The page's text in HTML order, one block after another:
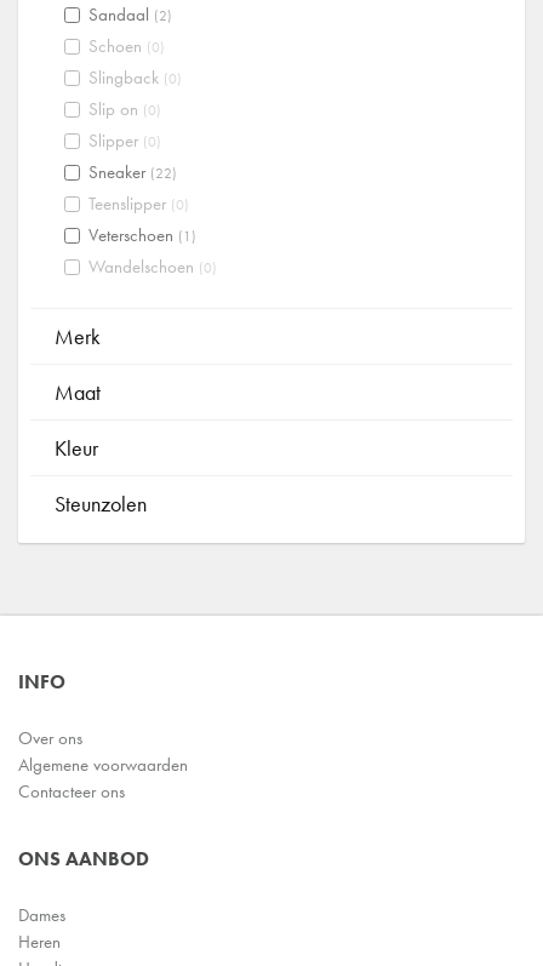
Sandaal (2)
Schoen (0)
Slingback (0)
Slip on (0)
Slipper (0)
Sneaker (22)
Teenslipper (0)
Veterschoen (1)
Wandelschoen (0)
Merk
Maat
Kleur
Steunzolen
INFO
Over ons
Algemene voorwaarden
Contacteer ons
ONS AANBOD
Dames
Heren